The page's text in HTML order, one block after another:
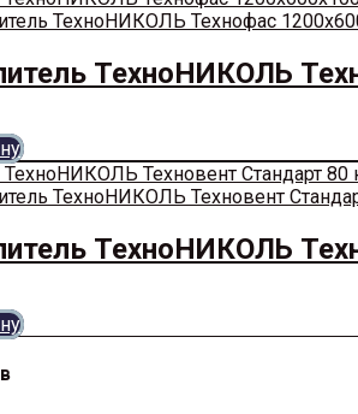
ТехноНИКОЛЬ
ТехноНИКОЛЬ